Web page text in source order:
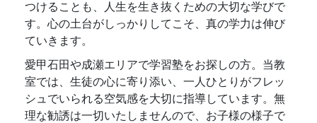
つけることも、人生を生き抜くための大切な学びで
す。心の土台がしっかりしてこそ、真の学力は伸び
ていきます。
愛甲石田や成瀬エリアで学習塾をお探しの方。当教
室では、生徒の心に寄り添い、一人ひとりがフレッ
シュでいられる空気感を大切に指導しています。無
理な勧誘は一切いたしませんので、お子様の様子で